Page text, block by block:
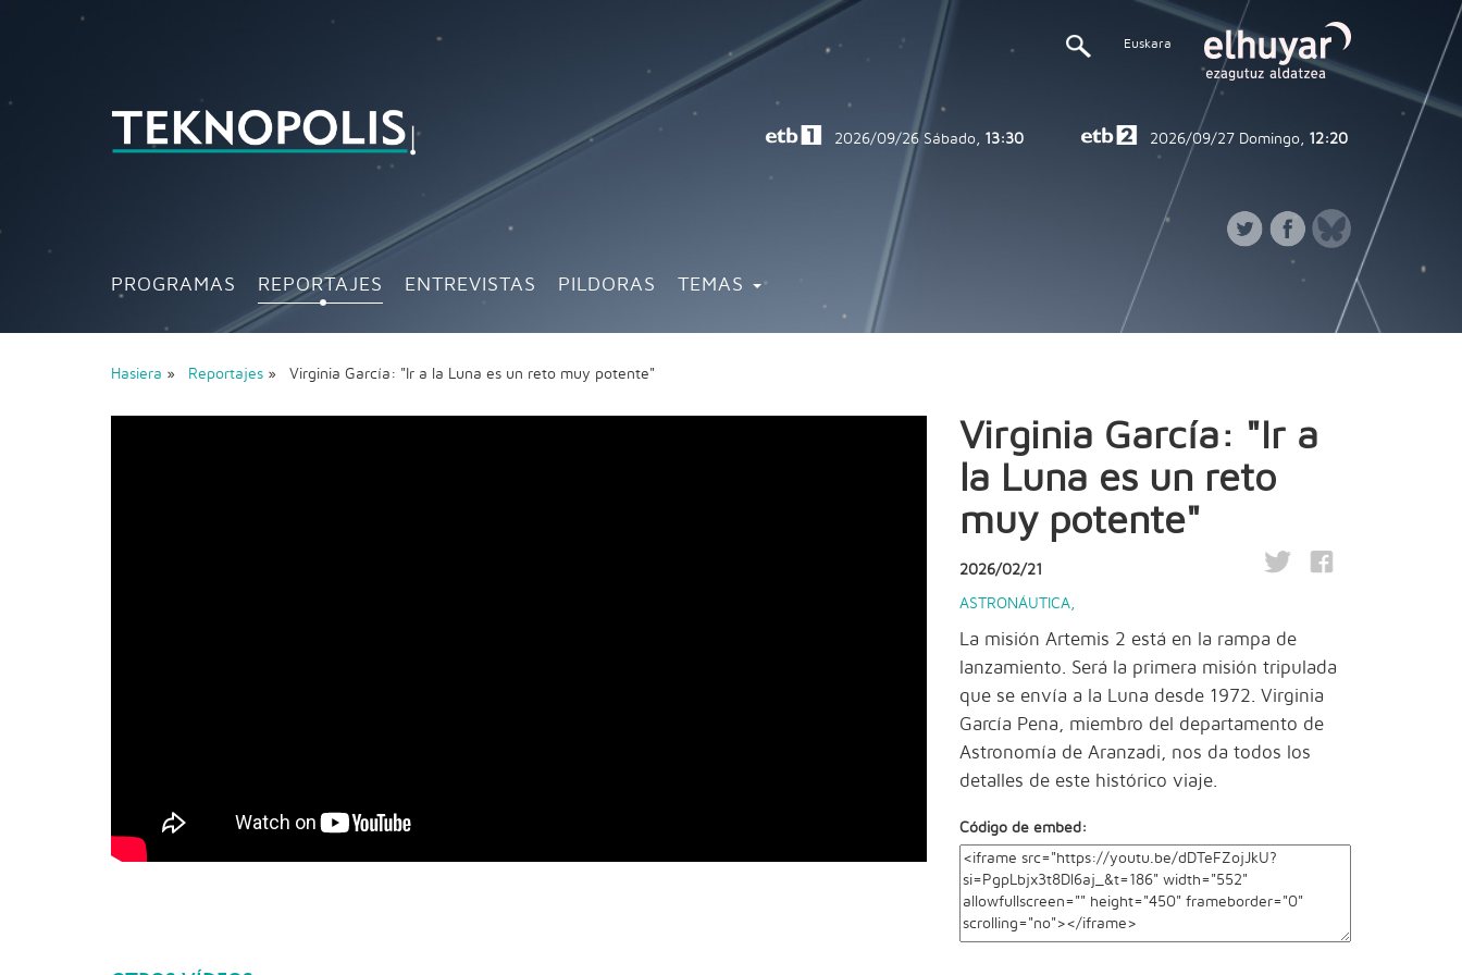
Euskara
PROGRAMAS REPORTAJES ENTREVISTAS PILDORAS TEMAS
2026/09/26 Sábado, 13:30 2026/09/27 Domingo, 12:20
Hasiera » Reportajes » Virginia García: "Ir a la Luna es un reto muy potente"
Virginia García: "Ir a
la Luna es un reto
muy potente"
2026/02/21
ASTRONÁUTICA,
La misión Artemis 2 está en la rampa de
lanzamiento. Será la primera misión tripulada
que se envía a la Luna desde 1972. Virginia
García Pena, miembro del departamento de
Astronomía de Aranzadi, nos da todos los
detalles de este histórico viaje.
Código de embed: